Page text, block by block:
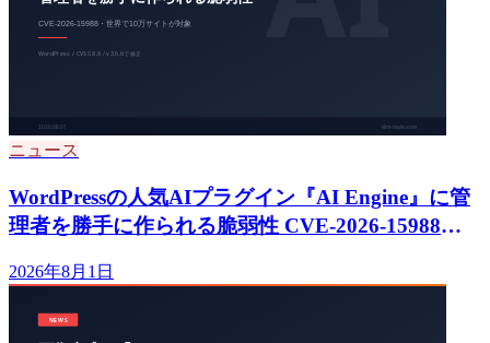
ニュース
WordPressの人気AIプラグイン『AI Engine』に管
理者を勝手に作られる脆弱性 CVE-2026-15988、
2026年8月1日